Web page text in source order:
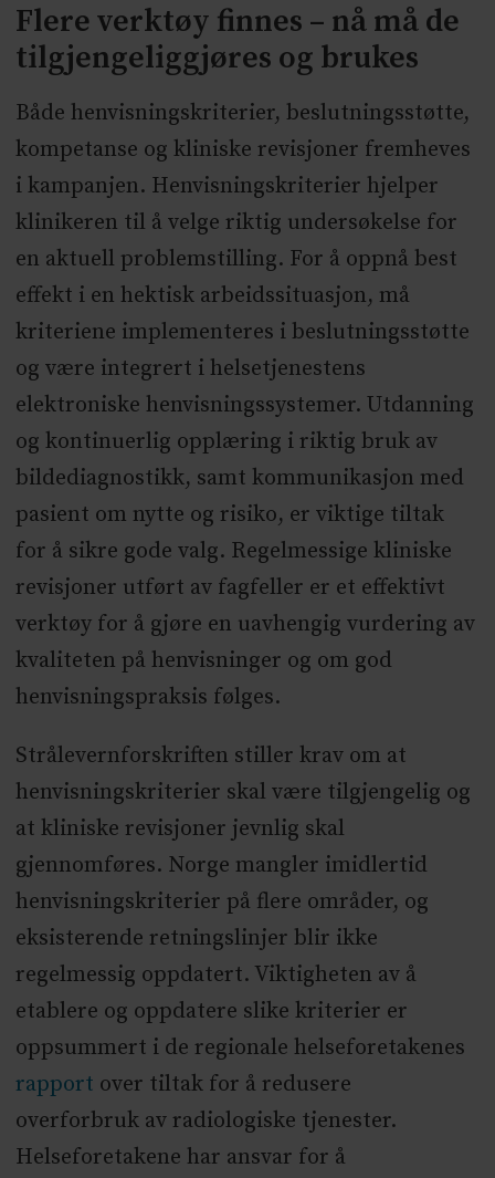
Flere verktøy finnes – nå må de
tilgjengeliggjøres og brukes
Både henvisningskriterier, beslutningsstøtte,
kompetanse og kliniske revisjoner fremheves
i kampanjen. Henvisningskriterier hjelper
klinikeren til å velge riktig undersøkelse for
en aktuell problemstilling. For å oppnå best
effekt i en hektisk arbeidssituasjon, må
kriteriene implementeres i beslutningsstøtte
og være integrert i helsetjenestens
elektroniske henvisningssystemer. Utdanning
og kontinuerlig opplæring i riktig bruk av
bildediagnostikk, samt kommunikasjon med
pasient om nytte og risiko, er viktige tiltak
for å sikre gode valg. Regelmessige kliniske
revisjoner utført av fagfeller er et effektivt
verktøy for å gjøre en uavhengig vurdering av
kvaliteten på henvisninger og om god
henvisningspraksis følges.
Strålevernforskriften stiller krav om at
henvisningskriterier skal være tilgjengelig og
at kliniske revisjoner jevnlig skal
gjennomføres. Norge mangler imidlertid
henvisningskriterier på flere områder, og
eksisterende retningslinjer blir ikke
regelmessig oppdatert. Viktigheten av å
etablere og oppdatere slike kriterier er
oppsummert i de regionale helseforetakenes
rapport over tiltak for å redusere
overforbruk av radiologiske tjenester.
Helseforetakene har ansvar for å